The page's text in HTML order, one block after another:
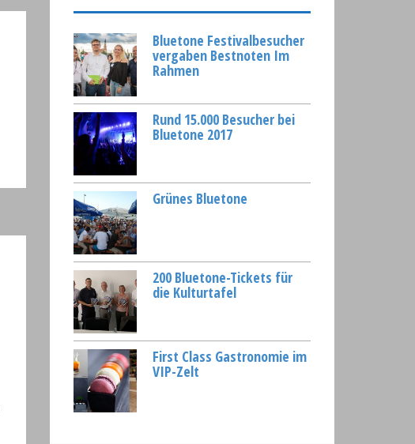
Bluetone Festivalbesucher
vergaben Bestnoten Im
Rahmen
Rund 15.000 Besucher bei
Bluetone 2017
Grünes Bluetone
200 Bluetone-Tickets für
die Kulturtafel
First Class Gastronomie im
VIP-Zelt